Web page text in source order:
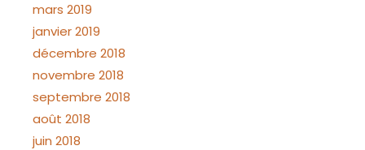
mars 2019
janvier 2019
décembre 2018
novembre 2018
septembre 2018
août 2018
juin 2018